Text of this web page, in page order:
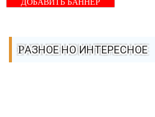
ДОБАВИТЬ БАННЕР
РАЗНОЕ НО ИНТЕРЕСНОЕ